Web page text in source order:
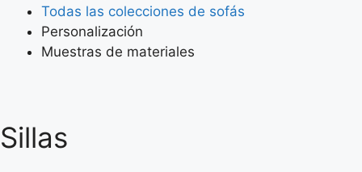
Todas las colecciones de sofás
Personalización
Muestras de materiales
Sillas